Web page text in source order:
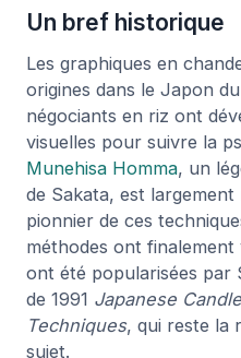
Un bref historique
Les graphiques en
origines dans le Japon
négociants en riz ont
visuelles pour suivre la
Munehisa Homma, un
de Sakata, est
pionnier de ces
méthodes ont finalement
ont été popularisées par
de 1991 Japanese
Techniques, qui reste la
sujet.